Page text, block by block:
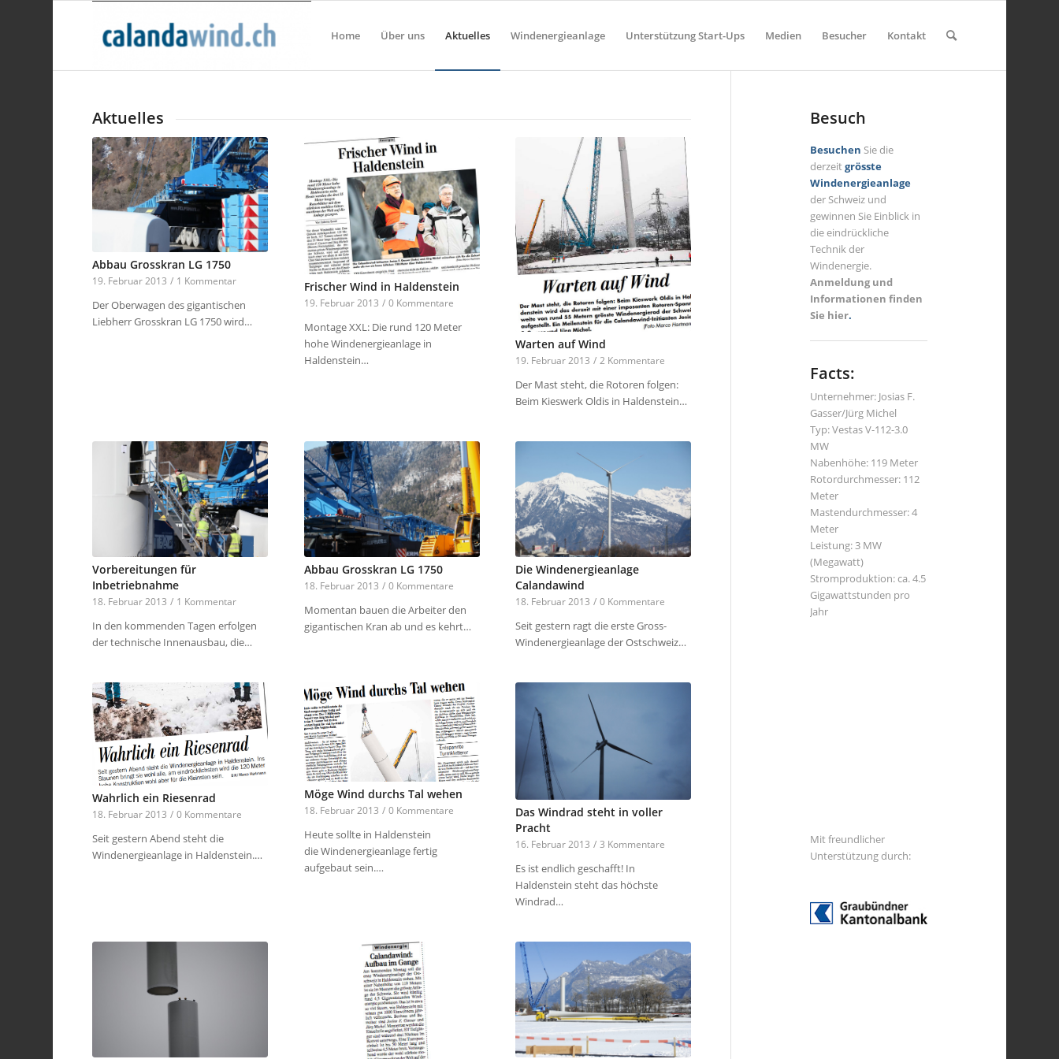
Home Über uns Aktuelles Windenergieanlage Unterstützung Start-Ups Medien Besucher Kontakt
Aktuelles
Abbau Grosskran LG 1750
19. Februar 2013 / 1 Kommentar
Der Oberwagen des gigantischen
Liebherr Grosskran LG 1750 wird…
Frischer Wind in Haldenstein
19. Februar 2013 / 0 Kommentare
Montage XXL: Die rund 120 Meter
hohe Windenergieanlage in
Haldenstein…
Warten auf Wind
19. Februar 2013 / 2 Kommentare
Der Mast steht, die Rotoren folgen:
Beim Kieswerk Oldis in Haldenstein…
Vorbereitungen für
Inbetriebnahme
18. Februar 2013 / 1 Kommentar
In den kommenden Tagen erfolgen
der technische Innenausbau, die…
Abbau Grosskran LG 1750
18. Februar 2013 / 0 Kommentare
Momentan bauen die Arbeiter den
gigantischen Kran ab und es kehrt…
Die Windenergieanlage
Calandawind
18. Februar 2013 / 0 Kommentare
Seit gestern ragt die erste Gross-
Windenergieanlage der Ostschweiz…
Wahrlich ein Riesenrad
18. Februar 2013 / 0 Kommentare
Seit gestern Abend steht die
Windenergieanlage in Haldenstein.…
Möge Wind durchs Tal wehen
18. Februar 2013 / 0 Kommentare
Heute sollte in Haldenstein
die Windenergieanlage fertig
aufgebaut sein.…
Das Windrad steht in voller
Pracht
16. Februar 2013 / 3 Kommentare
Es ist endlich geschafft! In
Haldenstein steht das höchste
Windrad…
Besuch
Besuchen Sie die
derzeitgrösste
Windenergieanlage
der Schweiz und
gewinnen Sie Einblick in
die eindrückliche
Technik der
Windenergie.
Anmeldung und
Informationen finden
Sie hier.
Facts:
Unternehmer: Josias F.
Gasser/Jürg Michel
Typ: Vestas V-112-3.0
MW
Nabenhöhe: 119 Meter
Rotordurchmesser: 112
Meter
Mastendurchmesser: 4
Meter
Leistung: 3 MW
(Megawatt)
Stromproduktion: ca. 4.5
Gigawattstunden pro
Jahr
Mit freundlicher
Unterstützung durch: